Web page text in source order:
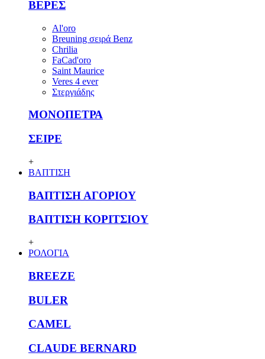
ΒΕΡΕΣ
Al'oro
Breuning σειρά Benz
Chrilia
FaCad'oro
Saint Maurice
Veres 4 ever
Στεργιάδης
ΜΟΝΟΠΕΤΡΑ
ΣΕΙΡΕ
+
ΒΑΠΤΙΣΗ
ΒΑΠΤΙΣΗ ΑΓΟΡΙΟΥ
ΒΑΠΤΙΣΗ ΚΟΡΙΤΣΙΟΥ
+
ΡΟΛΟΓΙΑ
BREEZE
BULER
CAMEL
CLAUDE BERNARD